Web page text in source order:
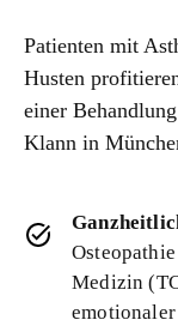
Patienten mit
Husten
einer
Klann in
Medizin